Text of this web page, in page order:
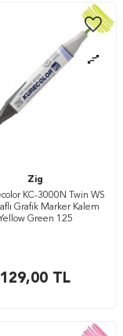
Zig
KC-3000N Twin WS
Grafik Marker Kalem
Green 125
129,00 TL